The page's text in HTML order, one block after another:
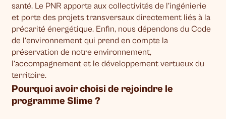
santé. Le PNR apporte aux collectivités de l’ingénierie
et porte des projets transversaux directement liés à la
précarité énergétique. Enfin, nous dépendons du Code
de l’environnement qui prend en compte la
préservation de notre environnement,
l’accompagnement et le développement vertueux du
territoire.
Pourquoi avoir choisi de rejoindre le
programme Slime ?